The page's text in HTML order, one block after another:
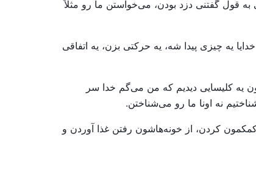
به قول گفتنی دزد بودن، می‌خواستن ما رو مثلاً
یه چیزی پیدا شه، یه حرکتی بزن، یه اتفاقی
یه کلیسایی دیدیم که من می‌گم خدا سر
نه اونا ما رو می‌شناختن.
کردن، از خونه‌هاشون رفتن غذا آوردن و